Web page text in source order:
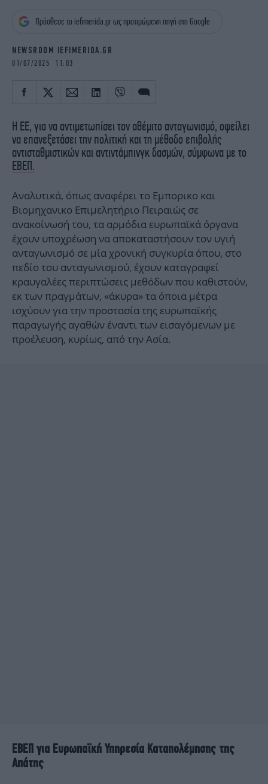
OSCARS
THE OCEAN
Πρόσθεσε το iefimerida.gr ως προτιμώμενη πηγή στη Google
NEWSROOM IEFIMERIDA.GR
01/07/2025 11:03
Η ΕΕ, για να αντιμετωπίσει τον αθέμιτο ανταγωνισμό, οφείλει
να επανεξετάσει την πολιτική και τη μέθοδο επιβολής
αντισταθμιστικών και αντιντάμπινγκ δασμών, σύμφωνα με το
ΕΒΕΠ.
Αναλυτικά, όπως αναφέρει το Εμπορικο και
Βιομηχανικο Επιμελητήριο Πειραιώς σε
ανακοίνωσή του, τα αρμόδια ευρωπαϊκά όργανα
έχουν υποχρέωση να αποκαταστήσουν τον υγιή
ανταγωνισμό σε μία χρονική συγκυρία όπου, στο
πεδίο του ανταγωνισμού, έχουν καταγραφεί
κραυγαλέες περιπτώσεις μεθόδων που καθιστούν,
εκ των πραγμάτων, «άκυρα» τα όποια μέτρα
ισχύουν για την προστασία της ευρωπαϊκής
παραγωγής αγαθών έναντι των εισαγόμενων με
προέλευση, κυρίως, από την Ασία.
ΕΒΕΠ για Ευρωπαϊκή Υπηρεσία Καταπολέμησης της
Απάτης